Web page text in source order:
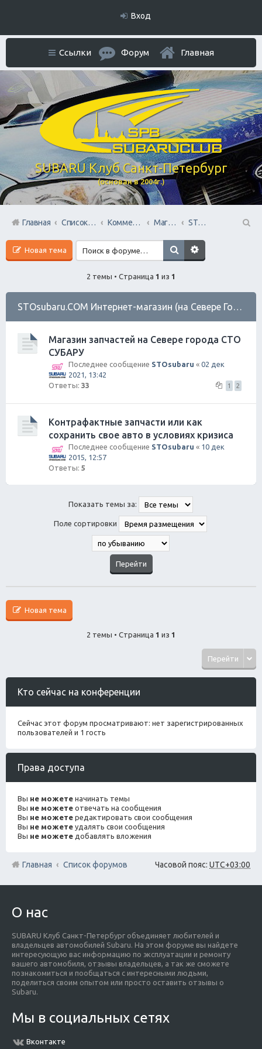
Вход
SUBARU Клуб Санкт-Петербург
(основан в 2004г.)
Ссылки Форум Главная
Главная Список форумов Коммерческий Отдел. Официальное расположение платной РЕКЛАМЫ. Магазины запчастей
STOsubaru.COM Интернет-магазин (на Севере Города)
Новая тема
2 темы • Страница 1 из 1
STOsubaru.COM Интернет-магазин (на Севере Города)
Магазин запчастей на Севере города СТО
СУБАРУ
Последнее сообщение STOsubaru « 02 дек
2021, 13:42
Ответы: 33 1 2
Контрафактные запчасти или как
сохранить свое авто в условиях кризиса
Последнее сообщение STOsubaru « 10 дек
2015, 12:57
Ответы: 5
Показать темы за:
Поле сортировки
Новая тема
2 темы • Страница 1 из 1
Перейти
Кто сейчас на конференции
Сейчас этот форум просматривают: нет зарегистрированных
пользователей и 1 гость
Права доступа
Вы не можете начинать темы
Вы не можете отвечать на сообщения
Вы не можете редактировать свои сообщения
Вы не можете удалять свои сообщения
Вы не можете добавлять вложения
Часовой пояс: UTC+03:00
Главная Список форумов
О нас
SUBARU Клуб Санкт-Петербург объединяет любителей и
владельцев автомобилей Subaru. На этом форуме вы найдете
интересующую вас информацию по эксплуатации и ремонту
вашего автомобиля, отзывы владельцев, а так же сможете
познакомиться и пообщаться с интересными людьми,
поделиться своим опытом или просто оставить отзывы о
Subaru.
Мы в социальных сетях
Вконтакте